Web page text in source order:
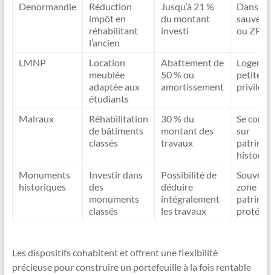
Denormandie
Réduction
impôt en
réhabilitant
l’ancien
Jusqu’à 21 %
du montant
investi
Dans
ou
LMNP
Location
meublée
adaptée aux
étudiants
Abattement de
50 % ou
amortissement
petite
Malraux
Réhabilitation
de bâtiments
classés
30 % du
montant des
travaux
Se
sur
Monuments
historiques
Investir dans
des
monuments
classés
Possibilité de
déduire
intégralement
les travaux
zone
Les dispositifs cohabitent et offrent une flexibilité
précieuse pour construire un portefeuille à la fois rentable